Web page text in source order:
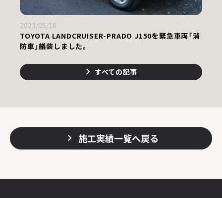
2023/05/18
TOYOTA LANDCRUISER-PRADO J150を緊急車両「消
防車」艤装しました。
すべての記事
施工実績一覧へ戻る